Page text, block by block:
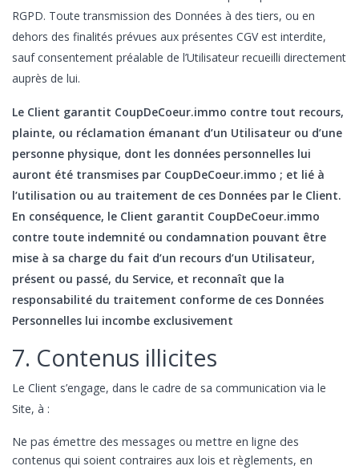
RGPD. Toute transmission des Données à des tiers, ou en
dehors des finalités prévues aux présentes CGV est interdite,
sauf consentement préalable de l’Utilisateur recueilli directement
auprès de lui.
Le Client garantit CoupDeCoeur.immo contre tout recours,
plainte, ou réclamation émanant d’un Utilisateur ou d’une
personne physique, dont les données personnelles lui
auront été transmises par CoupDeCoeur.immo ; et lié à
l’utilisation ou au traitement de ces Données par le Client.
En conséquence, le Client garantit CoupDeCoeur.immo
contre toute indemnité ou condamnation pouvant être
mise à sa charge du fait d’un recours d’un Utilisateur,
présent ou passé, du Service, et reconnaît que la
responsabilité du traitement conforme de ces Données
Personnelles lui incombe exclusivement
7. Contenus illicites
Le Client s’engage, dans le cadre de sa communication via le
Site, à :
Ne pas émettre des messages ou mettre en ligne des
contenus qui soient contraires aux lois et règlements, en